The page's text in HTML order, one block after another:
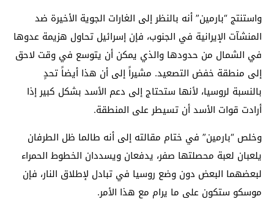
واستنتج “بارمين” أنه بالنظر إلى الغارات الجوية الأخيرة ضد
المنشآت الإيرانية في الجنوب، فإن إسرائيل تحاول هزيمة عدوها
في الشمال من حدودها والذي يمكن أن يتوسع في وقت لاحق
إلى منطقة خفض التصعيد. مشيراً إلى أن هذا أيضاً تحدٍ
بالنسبة لروسيا، لأنها ستحتاج إلى دعم الأسد بشكل كبير إذا
أرادت قوات الأسد أن تسيطر على المنطقة.
وخلص “بارمين” في ختام مقالته إلى أنه طالما ظل الطرفان
يلعبان لعبة محصلتها صفر، يدفعان ويسددان الخطوط الحمراء
لبعضهما البعض دون وضع روسيا في تبادل لإطلاق النار، فإن
موسكو ستكون على ما يرام مع هذا الأمر.